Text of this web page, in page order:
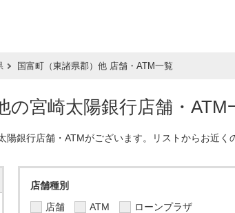
国富町（東諸県郡）他 店舗・ATM一覧
の宮崎太陽銀行店舗・ATM
銀行店舗・ATMがございます。リストからお近く
店舗種別
店舗
ATM ローンプラザ